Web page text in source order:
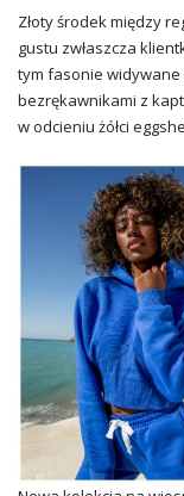
Złoty środek między
gustu zwłaszcza
tym fasonie
bezrękawnikami z
w odcieniu żółci